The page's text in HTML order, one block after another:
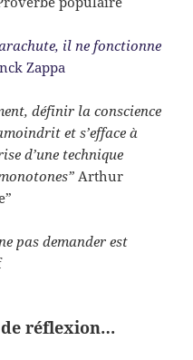
il ne fonctionne
Zappa
définir la conscience
et s’efface à
d’une technique
Arthur
pas demander est
de réflexion…